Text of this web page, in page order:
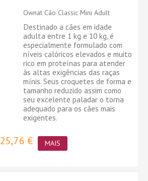
Ownat Cão Classic Mini Adult
Destinado a cães em idade
adulta entre 1 kg e 10 kg, é
especialmente formulado com
níveis calóricos elevados e muito
rico em proteínas para atender
às altas exigências das raças
mínis. Seus croquetes de forma e
tamanho reduzido assim como
seu excelente paladar o torna
adequado para os cães mais
exigentes.
25,76 € MAIS